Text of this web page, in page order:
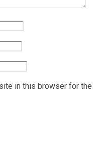
in this browser for the